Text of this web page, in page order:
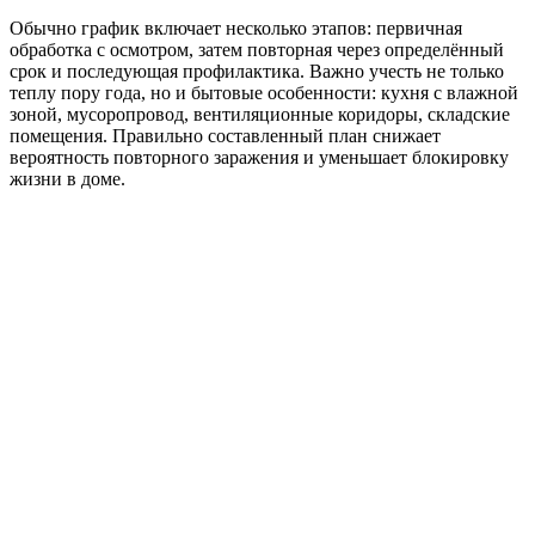
Обычно график включает несколько этапов: первичная
обработка с осмотром, затем повторная через определённый
срок и последующая профилактика. Важно учесть не только
теплу пору года, но и бытовые особенности: кухня с влажной
зоной, мусоропровод, вентиляционные коридоры, складские
помещения. Правильно составленный план снижает
вероятность повторного заражения и уменьшает блокировку
жизни в доме.